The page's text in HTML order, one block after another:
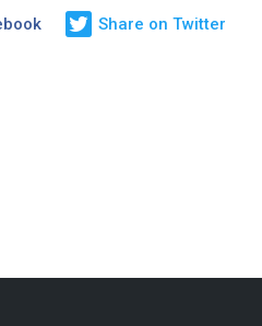
Share on Twitter